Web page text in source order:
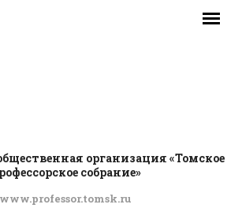
организация «Томское
собрание»
www.professor.tomsk.ru